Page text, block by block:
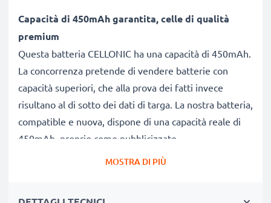
Capacità di 450mAh garantita,celle di qualità
premium
Questa batteria CELLONIC ha una capacità di 450mAh.
La concorrenza pretende di vendere batterie con
capacità superiori, che alla prova dei fatti invece
risultano al di sotto dei dati di targa. La nostra batteria,
compatible e nuova, dispone di una capacità reale di
450mAh, proprio come pubblicizzato.
Grandi prestazioni: batteria 616-0337,616-0311
MOSTRA DI PIÙ